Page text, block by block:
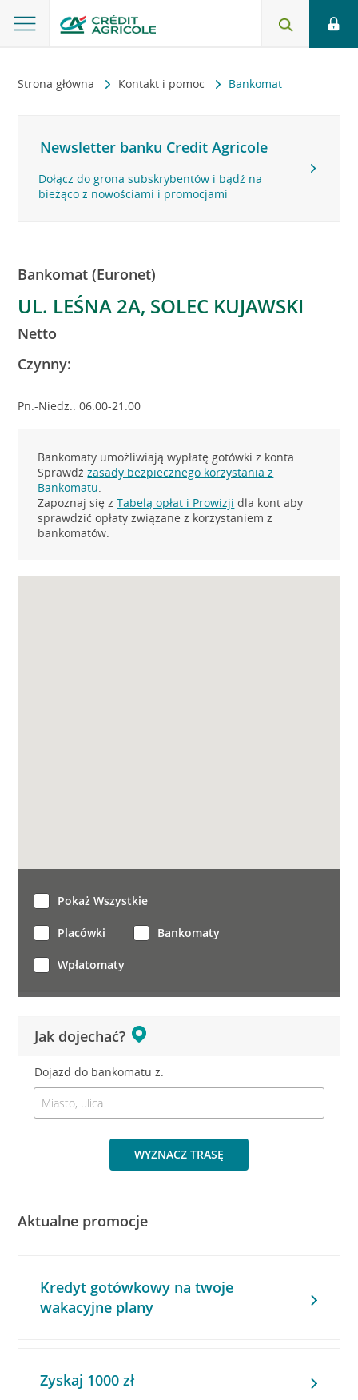
Strona główna Kontakt i pomoc Bankomat
Newsletter banku Credit Agricole
Dołącz do grona subskrybentów i bądź na
bieżąco z nowościami i promocjami
Bankomat (Euronet)
UL. LEŚNA 2A, SOLEC KUJAWSKI
Netto
Czynny:
Pn.-Niedz.: 06:00-21:00
Bankomaty umożliwiają wypłatę gotówki z konta.
Sprawdźzasady bezpiecznego korzystania z
Bankomatu.
Zapoznaj się zTabelą opłat i Prowizji dla kont aby
sprawdzić opłaty związane z korzystaniem z
bankomatów.
Jak dojechać?
Dojazd do bankomatu z:
WYZNACZ TRASĘ
Pokaż Wszystkie
Placówki Bankomaty
Wpłatomaty
Aktualne promocje
Kredyt gotówkowy na twoje
wakacyjne plany
Zyskaj 1000 zł